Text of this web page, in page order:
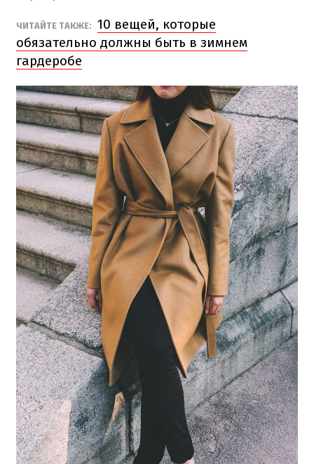
ЧИТАЙТЕ ТАКЖЕ: 10 вещей, которые
обязательно должны быть в зимнем
гардеробе